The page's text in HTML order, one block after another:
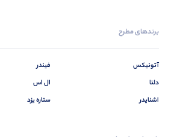
برندهای مطرح
آتونیکس
دلتا
اشنایدر
فیندر
ال اس
ستاره یزد